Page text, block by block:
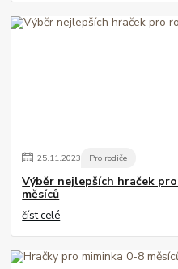
25.11.2023 Pro rodiče
Výběr nejlepších hraček
měsíců
číst celé